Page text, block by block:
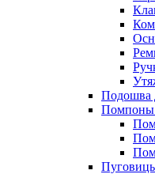
Подошва
Помпоны